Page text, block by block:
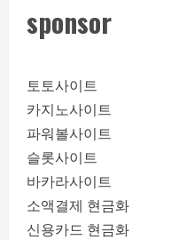
sponsor
토토사이트
카지노사이트
파워볼사이트
슬롯사이트
바카라사이트
소액결제 현금화
신용카드 현금화